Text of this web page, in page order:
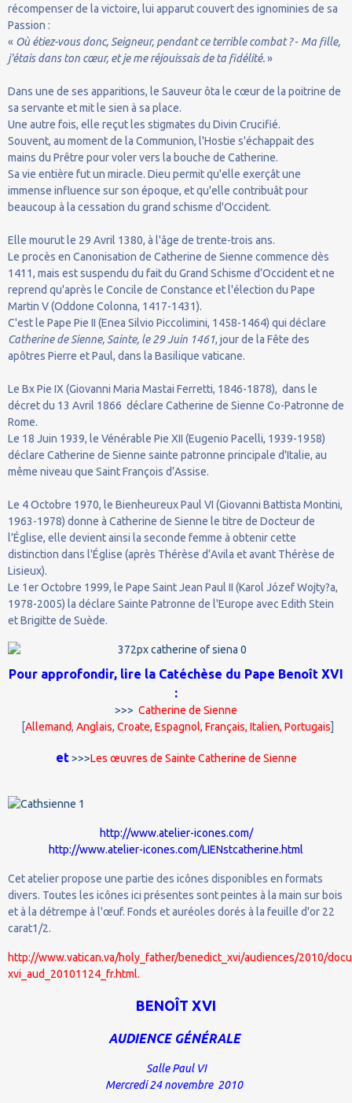
récompenser de la victoire, lui apparut couvert des ignominies de sa
Passion :
« Où étiez-vous donc, Seigneur, pendant ce terrible combat ?- Ma fille,
j'étais dans ton cœur, et je me réjouissais de ta fidélité.»
Dans une de ses apparitions, le Sauveur ôta le cœur de la poitrine de
sa servante et mit le sien à sa place.
Une autre fois, elle reçut les stigmates du Divin Crucifié.
Souvent, au moment de la Communion, l'Hostie s'échappait des
mains du Prêtre pour voler vers la bouche de Catherine.
Sa vie entière fut un miracle. Dieu permit qu'elle exerçât une
immense influence sur son époque, et qu'elle contribuât pour
beaucoup à la cessation du grand schisme d'Occident.
Elle mourut le 29 Avril 1380, à l'âge de trente-trois ans.
Le procès en Canonisation de Catherine de Sienne commence dès
1411, mais est suspendu du fait du Grand Schisme d’Occident et ne
reprend qu'après le Concile de Constance et l'élection du Pape
Martin V (Oddone Colonna, 1417-1431).
C'est le Pape Pie II (Enea Silvio Piccolimini, 1458-1464) qui déclare
Catherine de Sienne, Sainte, le 29 Juin 1461, jour de la Fête des
apôtres Pierre et Paul, dans la Basilique vaticane.
Le Bx Pie IX (Giovanni Maria Mastai Ferretti, 1846-1878), dans le
décret du 13 Avril 1866 déclare Catherine de Sienne Co-Patronne de
Rome.
Le 18 Juin 1939, le Vénérable Pie XII (Eugenio Pacelli, 1939-1958)
déclare Catherine de Sienne sainte patronne principale d'Italie, au
même niveau que Saint François d’Assise.
Le 4 Octobre 1970, le Bienheureux Paul VI (Giovanni Battista Montini,
1963-1978) donne à Catherine de Sienne le titre de Docteur de
l’Église, elle devient ainsi la seconde femme à obtenir cette
distinction dans l'Église (après Thérèse d’Avila et avant Thérèse de
Lisieux).
Le 1er Octobre 1999, le Pape Saint Jean Paul II (Karol Józef Wojty?a,
1978-2005) la déclare Sainte Patronne de l'Europe avec Edith Stein
et Brigitte de Suède.
Pour approfondir, lire la Catéchèse du Pape Benoît XVI
:
>>> Catherine de Sienne
[Allemand, Anglais, Croate, Espagnol, Français, Italien, Portugais]
et >>>Les œuvres de Sainte Catherine de Sienne
http://www.atelier-icones.com/
http://www.atelier-icones.com/LIENstcatherine.html
Cet atelier propose une partie des icônes disponibles en formats
divers. Toutes les icônes ici présentes sont peintes à la main sur bois
et à la détrempe à l'œuf. Fonds et auréoles dorés à la feuille d'or 22
carat1/2.
http://www.vatican.va/holy_father/benedict_xvi/audiences/2010/
xvi_aud_20101124_fr.html.
BENOÎT XVI
AUDIENCE GÉNÉRALE
Salle Paul VI
Mercredi 24 novembre 2010